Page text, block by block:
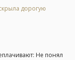
дорогую
Не понял